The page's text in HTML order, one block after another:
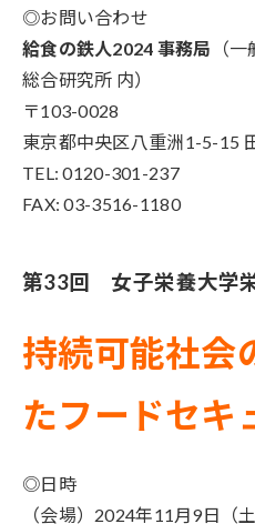
◎お問い合わせ
給食の鉄人2024 事務局 （
総合研究所 内）
〒103-0028
東京都中央区八重洲1-5-15
TEL: 0120-301-237
FAX: 03-3516-1180
第33回 女子栄養大学
持続可能社会
たフードセキ
◎日時
（会場）2024年11月9日（